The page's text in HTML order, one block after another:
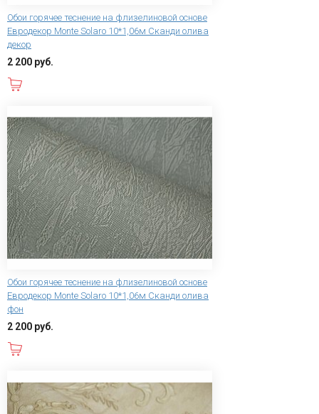
Обои горячее теснение на флизелиновой основе
Евродекор Monte Solaro 10*1,06м Сканди олива
декор
2 200 руб.
Обои горячее теснение на флизелиновой основе
Евродекор Monte Solaro 10*1,06м Сканди олива
фон
2 200 руб.